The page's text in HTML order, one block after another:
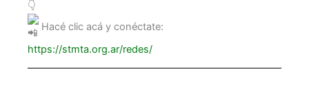
Hacé clic acá y conéctate:
https://stmta.org.ar/redes/